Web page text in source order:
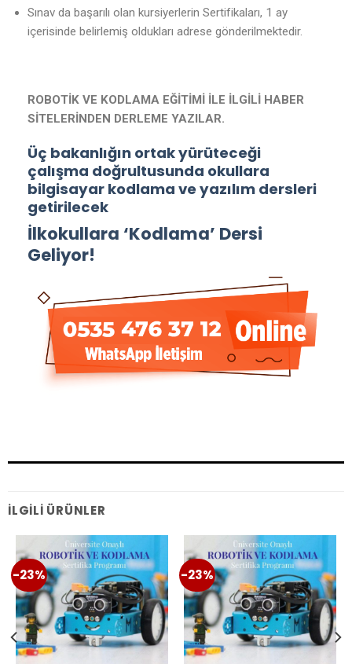
Sınav da başarılı olan kursiyerlerin Sertifikaları, 1 ay
içerisinde belirlemiş oldukları adrese gönderilmektedir.
ROBOTİK VE KODLAMA EĞİTİMİ İLE İLGİLİ HABER
SİTELERİNDEN DERLEME YAZILAR.
Üç bakanlığın ortak yürüteceği
çalışma doğrultusunda okullara
bilgisayar kodlama ve yazılım dersleri
getirilecek
İlkokullara ‘Kodlama’ Dersi
Geliyor!
İLGILI ÜRÜNLER
-23% -23%